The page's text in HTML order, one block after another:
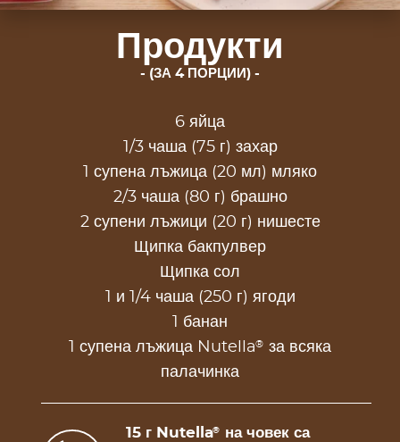
Продукти
(ЗА 4 ПОРЦИИ)
6 яйца
1/3 чаша (75 г) захар
1 супена лъжица (20 мл) мляко
2/3 чаша (80 г) брашно
2 супени лъжици (20 г) нишесте
Щипка бакпулвер
Щипка сол
1 и 1/4 чаша (250 г) ягоди
1 банан
1 супена лъжица Nutella® за всяка
палачинка
15 г Nutella®
на човек са